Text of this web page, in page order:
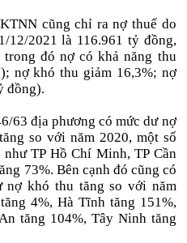
cũng chỉ ra nợ thuế do
12/2021 là 116.961 tỷ đồng,
đó nợ có khả năng thu
nợ khó thu giảm 16,3%; nợ
đồng).
63 địa phương có mức dư nợ
so với năm 2020, một số
TP Hồ Chí Minh, TP Cần
73%. Bên cạnh đó cũng có
nợ khó thu tăng so với năm
4%, Hà Tĩnh tăng 151%,
tăng 104%, Tây Ninh tăng